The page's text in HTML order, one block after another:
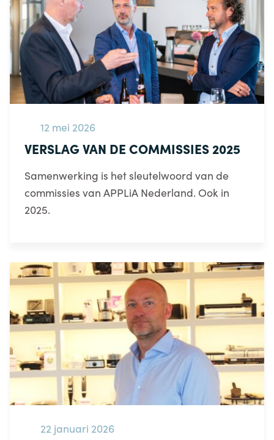
12 mei 2026
VERSLAG VAN DE COMMISSIES 2025
Samenwerking is het sleutelwoord van de
commissies van APPLiA Nederland. Ook in
2025.
22 januari 2026